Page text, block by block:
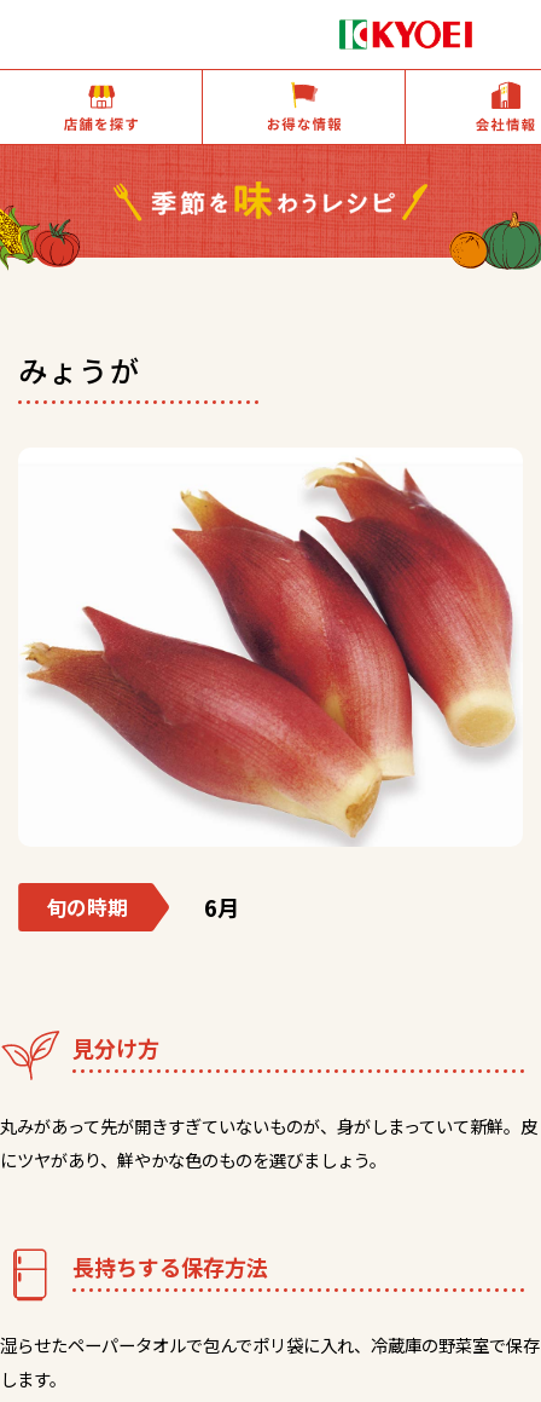
みょうが
旬の時期 6月
見分け方
丸みがあって先が開きすぎていないものが、身がしまっていて新鮮。皮
にツヤがあり、鮮やかな色のものを選びましょう。
長持ちする保存方法
湿らせたペーパータオルで包んでポリ袋に入れ、冷蔵庫の野菜室で保存
します。